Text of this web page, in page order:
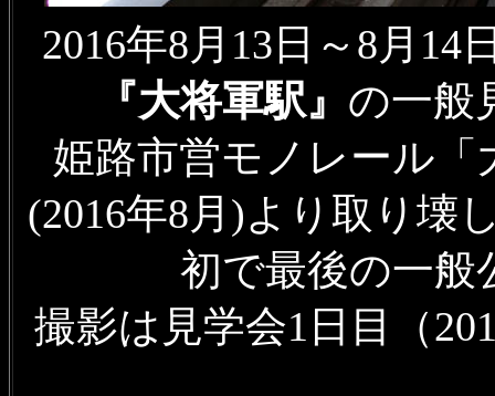
2016年8月13日～8月14
『大将軍駅』 の一般
姫路市営モノレール
(2016年8月)より取り壊
初で最後の一般
撮影は見学会1日目（